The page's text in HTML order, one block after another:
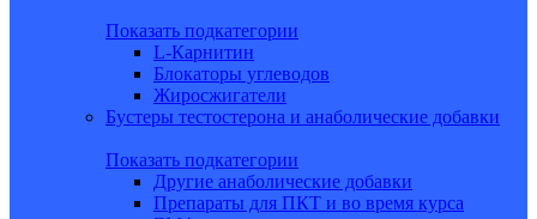
Показать подкатегории
L-Карнитин
Блокаторы углеводов
Жиросжигатели
Бустеры тестостерона и анаболические добавки
Показать подкатегории
Другие анаболические добавки
Препараты для ПКТ и во время курса